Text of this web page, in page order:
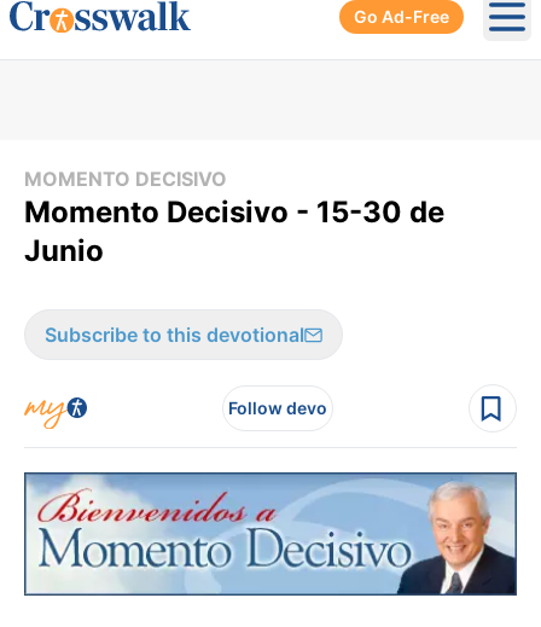
Go Ad-Free
MOMENTO DECISIVO
Momento Decisivo - 15-30 de
Junio
Subscribe to this devotional
Follow devo